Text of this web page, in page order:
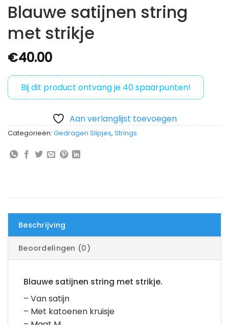
Blauwe satijnen string
met strikje
€40.00
Bij dit product ontvang je 40spaarpunten!
Aan verlanglijst toevoegen
Categorieën: Gedragen Slipjes, Strings
Beschrijving
Beoordelingen (0)
Blauwe satijnen string met strikje.
– Van satijn
– Met katoenen kruisje